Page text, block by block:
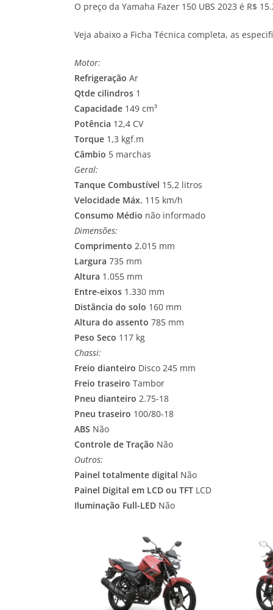
O preço da Yamaha Fazer 150 UBS 2023 é R$
Veja abaixo a Ficha Técnica completa, as
Motor:
Refrigeração Ar
Qtde cilindros 1
Capacidade 149 cm³
Potência 12,4 CV
Torque 1,3 kgf.m
Câmbio 5 marchas
Geral:
Tanque Combustível 15,2 litros
Velocidade Máx. 115 km/h
Consumo Médio não informado
Dimensões:
Comprimento 2.015 mm
Largura 735 mm
Altura 1.055 mm
Entre-eixos 1.330 mm
Distância do solo 160 mm
Altura do assento 785 mm
Peso Seco 117 kg
Chassi:
Freio dianteiro Disco 245 mm
Freio traseiro Tambor
Pneu dianteiro 2.75-18
Pneu traseiro 100/80-18
ABS Não
Controle de Tração Não
Outros:
Painel totalmente digital Não
Painel Digital em LCD ou TFT LCD
Iluminação Full-LED Não